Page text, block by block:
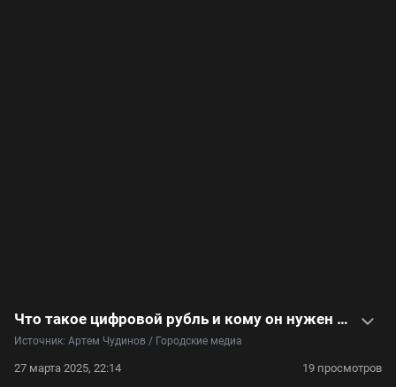
Что такое цифровой рубль и кому он нужен — видео
Источник: Артем Чудинов / Городские медиа
27 марта 2025, 22:14 19 просмотров